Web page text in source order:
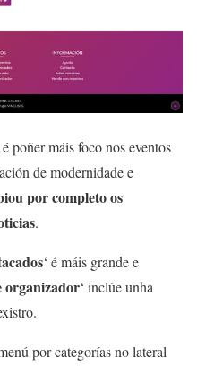
poñer máis foco nos eventos
de modernidade e
por completo os
.
‘ é máis grande e
organizador‘ inclúe unha
por categorías no lateral